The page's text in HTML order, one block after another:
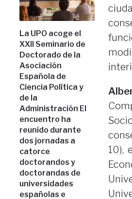
La UPO acoge el
XXII Seminario de
Doctorado de la
Asociación
Española de
Ciencia Política y
de la
Administración El
encuentro ha
reunido durante
dos jornadas a
catorce
doctorandos y
doctorandas de
universidades
españolas e
10),